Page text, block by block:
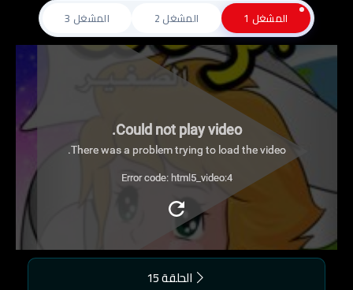
المشغل 1 المشغل 2 المشغل 3
Could not play video.
There was a problem trying to load the video.
Error code: html5_video:4
الحلقة 15